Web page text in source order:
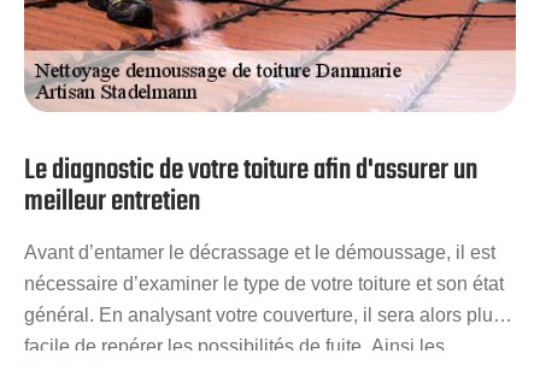
Le diagnostic de votre toiture afin d'assurer un
meilleur entretien
Avant d’entamer le décrassage et le démoussage, il est
nécessaire d’examiner le type de votre toiture et son état
général. En analysant votre couverture, il sera alors plus
facile de repérer les possibilités de fuite. Ainsi les